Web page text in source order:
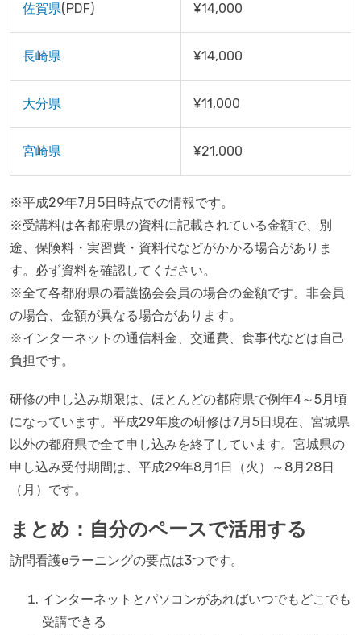
佐賀県(PDF) ¥14,000
長崎県 ¥14,000
大分県 ¥11,000
宮崎県 ¥21,000
※平成29年7月5日時点での情報です。
※受講料は各都府県の資料に記載されている金額で、別
途、保険料・実習費・資料代などがかかる場合がありま
す。必ず資料を確認してください。
※全て各都府県の看護協会会員の場合の金額です。非会員
の場合、金額が異なる場合があります。
※インターネットの通信料金、交通費、食事代などは自己
負担です。
研修の申し込み期限は、ほとんどの都府県で例年4～5月頃
になっています。平成29年度の研修は7月5日現在、宮城県
以外の都府県で全て申し込みを終了しています。宮城県の
申し込み受付期間は、平成29年8月1日（火）～8月28日
（月）です。
まとめ：自分のペースで活用する
訪問看護eラーニングの要点は3つです。
インターネットとパソコンがあればいつでもどこでも
受講できる